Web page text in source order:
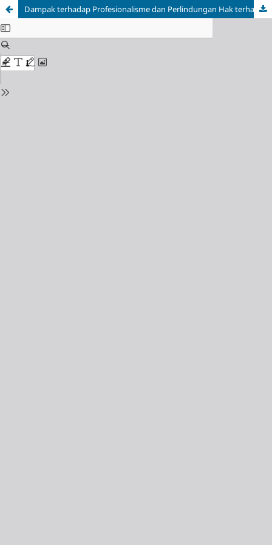
Dampak terhadap Profesionalisme dan Perlindungan Hak terhadap Konflik Kepentingan dalam Profesi Advokat